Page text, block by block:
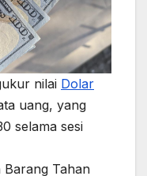
nilai Dolar
uang, yang
selama sesi
Barang Tahan